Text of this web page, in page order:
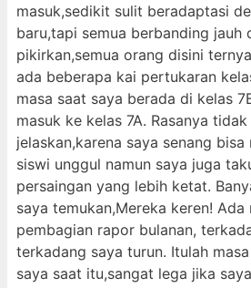
masuk,sedikit sulit beradaptasi
baru,tapi semua berbanding jauh
pikirkan,semua orang disini
ada beberapa kai pertukaran
masa saat saya berada di kelas
masuk ke kelas 7A. Rasanya
jelaskan,karena saya senang
siswi unggul namun saya juga
persaingan yang lebih ketat.
saya temukan,Mereka keren! Ada
pembagian rapor bulanan,
terkadang saya turun. Itulah
saya saat itu,sangat lega jika